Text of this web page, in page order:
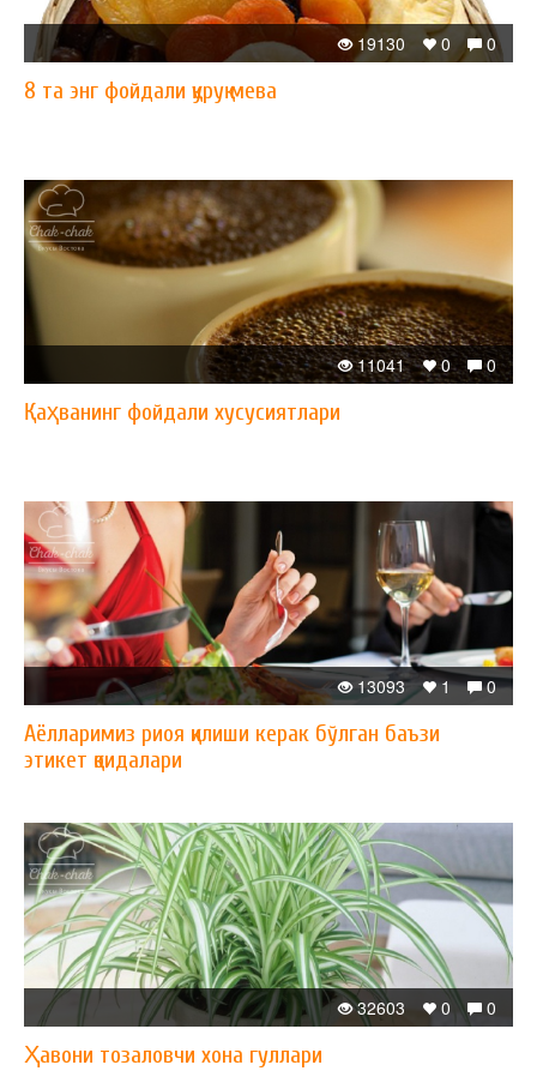
0
0
19130
8 та энг фойдали қуруқ мева
0
0
11041
Қаҳванинг фойдали хусусиятлари
0
1
13093
Аёлларимиз риоя қилиши керак бўлган баъзи
этикет қоидалари
0
0
32603
Ҳавони тозаловчи хона гуллари